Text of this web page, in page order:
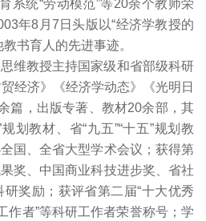
系统“劳动模范”等20余个教师荣
年8月7日头版以“经济学教授的
书育人的先进事迹。
维教授主持国家级和省部级科研
经济》《经济学动态》《光明日
篇，出版专著、教材20余部，其
划教材、省“九五”“十五”规划教
国、全省大型学术会议；获得第
奖、中国商业科技进步奖、省社
奖励；获评省第二届“十大优秀
作者”等科研工作者荣誉称号；学